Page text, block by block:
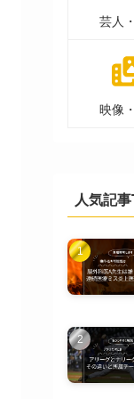
芸人
映像
人気記